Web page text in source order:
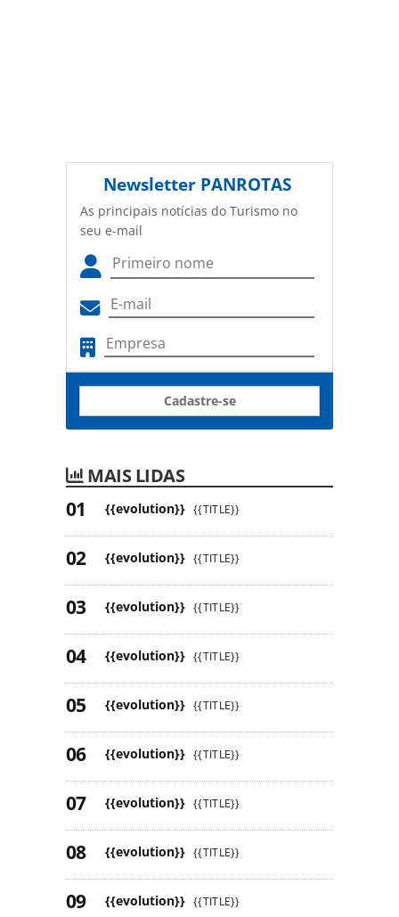
Newsletter PANROTAS
As principais notícias do Turismo no
seu e-mail
Cadastre-se
MAIS LIDAS
{{evolution}} {{TITLE}}
{{evolution}} {{TITLE}}
{{evolution}} {{TITLE}}
{{evolution}} {{TITLE}}
{{evolution}} {{TITLE}}
{{evolution}} {{TITLE}}
{{evolution}} {{TITLE}}
{{evolution}} {{TITLE}}
{{evolution}} {{TITLE}}